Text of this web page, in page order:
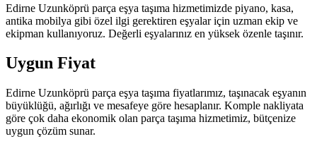
Edirne Uzunköprü parça eşya taşıma hizmetimizde piyano, kasa,
antika mobilya gibi özel ilgi gerektiren eşyalar için uzman ekip ve
ekipman kullanıyoruz. Değerli eşyalarınız en yüksek özenle taşınır.
Uygun Fiyat
Edirne Uzunköprü parça eşya taşıma fiyatlarımız, taşınacak eşyanın
büyüklüğü, ağırlığı ve mesafeye göre hesaplanır. Komple nakliyata
göre çok daha ekonomik olan parça taşıma hizmetimiz, bütçenize
uygun çözüm sunar.